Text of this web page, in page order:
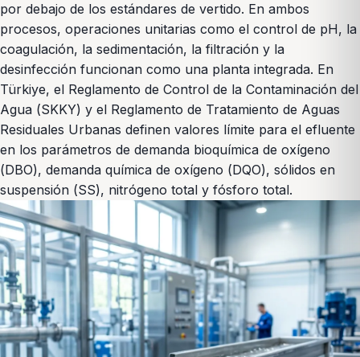
por debajo de los estándares de vertido. En ambos
procesos, operaciones unitarias como el control de pH, la
coagulación, la sedimentación, la filtración y la
desinfección funcionan como una planta integrada. En
Türkiye, el Reglamento de Control de la Contaminación del
Agua (SKKY) y el Reglamento de Tratamiento de Aguas
Residuales Urbanas definen valores límite para el efluente
en los parámetros de demanda bioquímica de oxígeno
(DBO), demanda química de oxígeno (DQO), sólidos en
suspensión (SS), nitrógeno total y fósforo total.